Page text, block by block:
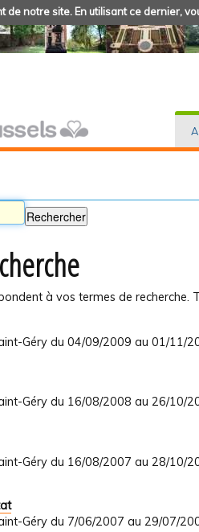
notre site. En utilisant ce dernier,
à vos termes de recherche.
Géry du 04/09/2009 au 01/11/
Géry du 16/08/2008 au 26/10/
Géry du 16/08/2007 au 28/10/
Géry du 7/06/2007 au 29/07/